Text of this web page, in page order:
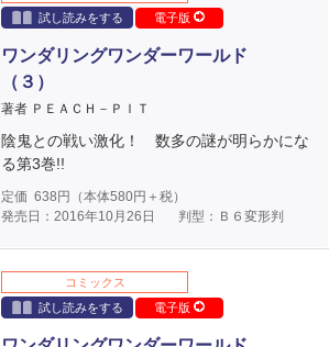
試し読みをする
電子版
ワンダリングワンダーワールド
（３）
著者 ＰＥＡＣＨ－ＰＩＴ
陰鬼との戦い激化！ 数多の謎が明らかにな
る第3巻!!
定価 638 円（本体580円＋税）
発売日：2016年10月26日
判型：Ｂ６変形判
コミックス
試し読みをする
電子版